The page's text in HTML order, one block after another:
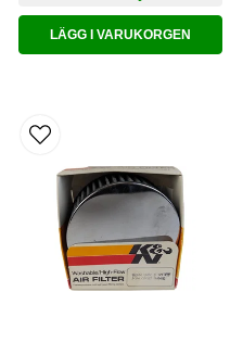
LÄGG I VARUKORGEN